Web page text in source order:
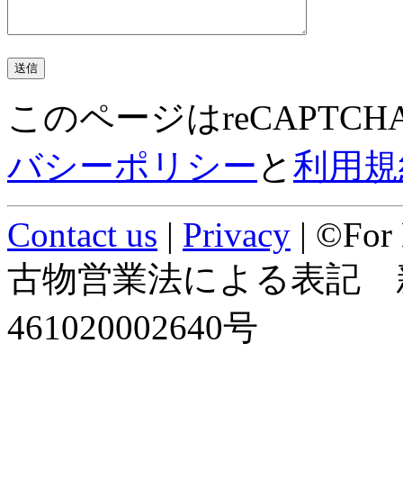
このページは
バシーポリシー と 利用
Contact us | Privacy | ©For
古物営業法による表記
461020002640号